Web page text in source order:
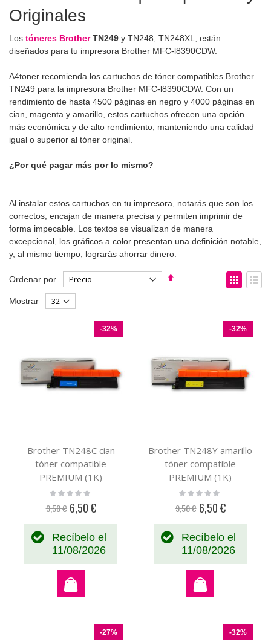
Originales
Los tóneres BrotherTN249 y TN248, TN248XL, están
diseñados para tu impresora Brother MFC-l8390CDW.
A4toner recomienda los cartuchos de tóner compatibles Brother
TN249 para la impresora Brother MFC-l8390CDW. Con un
rendimiento de hasta 4500 páginas en negro y 4000 páginas en
cian, magenta y amarillo, estos cartuchos ofrecen una opción
más económica y de alto rendimiento, manteniendo una calidad
igual o superior al tóner original.
¿Por qué pagar más por lo mismo?
Al instalar estos cartuchos en tu impresora, notarás que son los
correctos, encajan de manera precisa y permiten imprimir de
forma impecable. Los textos se visualizan de manera
excepcional, los gráficos a color presentan una definición notable,
y, al mismo tiempo, lograrás ahorrar dinero.
Ordenar por
Fijar
Ver
como
Mostrar
-32%
Brother TN248C cian
tóner compatible
PREMIUM (1K)
Rating:
9,50 € Precio
6,50 €
Recíbelo el
11/08/2026
-32%
Brother TN248Y amarillo
tóner compatible
PREMIUM (1K)
Rating:
9,50 € Precio
6,50 €
Recíbelo el
11/08/2026
-27% -32%